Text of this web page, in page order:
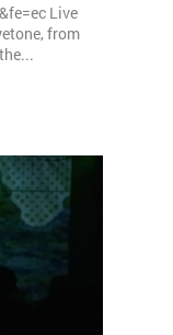
Live
from